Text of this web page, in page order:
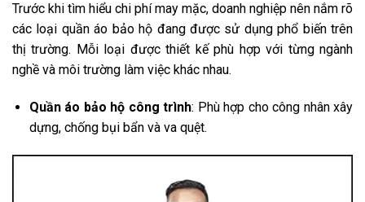
Trước khi tìm hiểu chi phí may mặc, doanh nghiệp nên nắm rõ
các loại quần áo bảo hộ đang được sử dụng phổ biến trên
thị trường. Mỗi loại được thiết kế phù hợp với từng ngành
nghề và môi trường làm việc khác nhau.
Quần áo bảo hộ công trình: Phù hợp cho công nhân xây
dựng, chống bụi bẩn và va quệt.